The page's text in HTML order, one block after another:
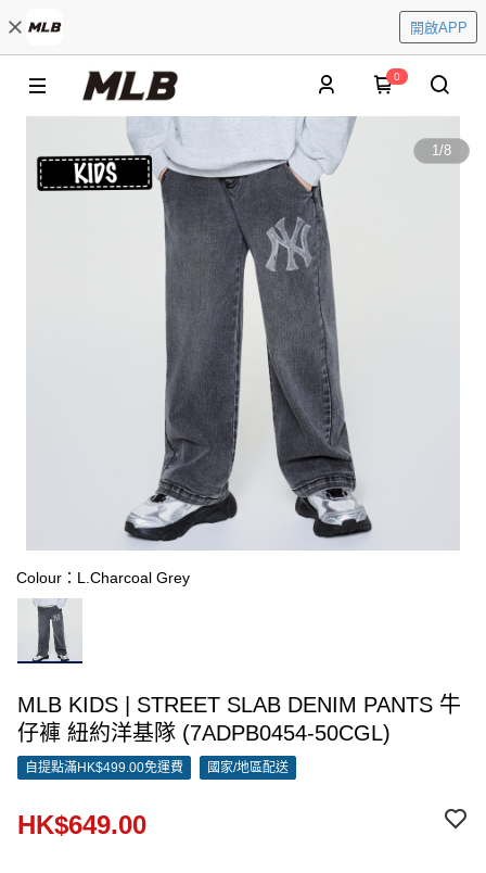
開啟APP
0
1/8
Colour：L.Charcoal Grey
MLB KIDS | STREET SLAB DENIM PANTS 牛
仔褲 紐約洋基隊 (7ADPB0454-50CGL)
自提點滿HK$499.00免運費 國家/地區配送
HK$649.00